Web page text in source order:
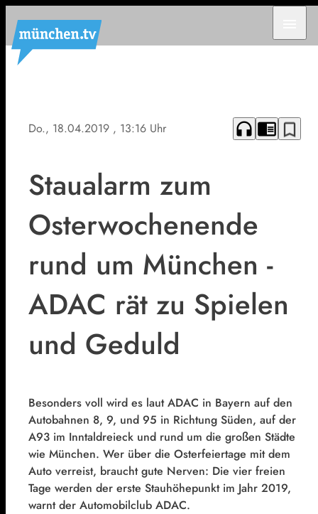
Do., 18.04.2019 , 13:16 Uhr headphones chrome_reader_mode bookmark_border
Staualarm zum
Osterwochenende
rund um München -
ADAC rät zu Spielen
und Geduld
Besonders voll wird es laut ADAC in Bayern auf den
Autobahnen 8, 9, und 95 in Richtung Süden, auf der
A93 im Inntaldreieck und rund um die großen Städte
wie München. Wer über die Osterfeiertage mit dem
Auto verreist, braucht gute Nerven: Die vier freien
Tage werden der erste Stauhöhepunkt im Jahr 2019,
warnt der Automobilclub ADAC.